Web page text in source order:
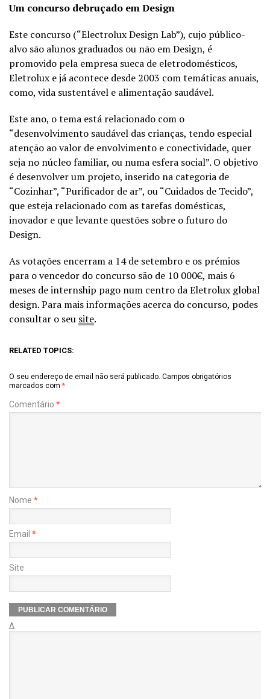
Um concurso debruçado em Design
Este concurso (“Electrolux Design Lab”), cujo público-
alvo são alunos graduados ou não em Design, é
promovido pela empresa sueca de eletrodomésticos,
Eletrolux e já acontece desde 2003 com temáticas anuais,
como, vida sustentável e alimentação saudável.
Este ano, o tema está relacionado com o
“desenvolvimento saudável das crianças, tendo especial
atenção ao valor de envolvimento e conectividade, quer
seja no núcleo familiar, ou numa esfera social”. O objetivo
é desenvolver um projeto, inserido na categoria de
“Cozinhar”, “Purificador de ar”, ou “Cuidados de Tecido”,
que esteja relacionado com as tarefas domésticas,
inovador e que levante questões sobre o futuro do
Design.
As votações encerram a 14 de setembro e os prémios
para o vencedor do concurso são de 10 000€, mais 6
meses de internship pago num centro da Eletrolux global
design. Para mais informações acerca do concurso, podes
consultar o seu site.
RELATED TOPICS:
O seu endereço de email não será publicado. Campos obrigatórios
marcados com *
Comentário *
Nome *
Email *
Site
Δ